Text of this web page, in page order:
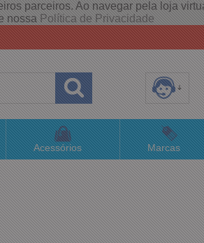
parceiros. Ao navegar pela loja
nossaPolítica de Privacidade
3658-4820
(48)996063435
Online
Acessórios Marcas